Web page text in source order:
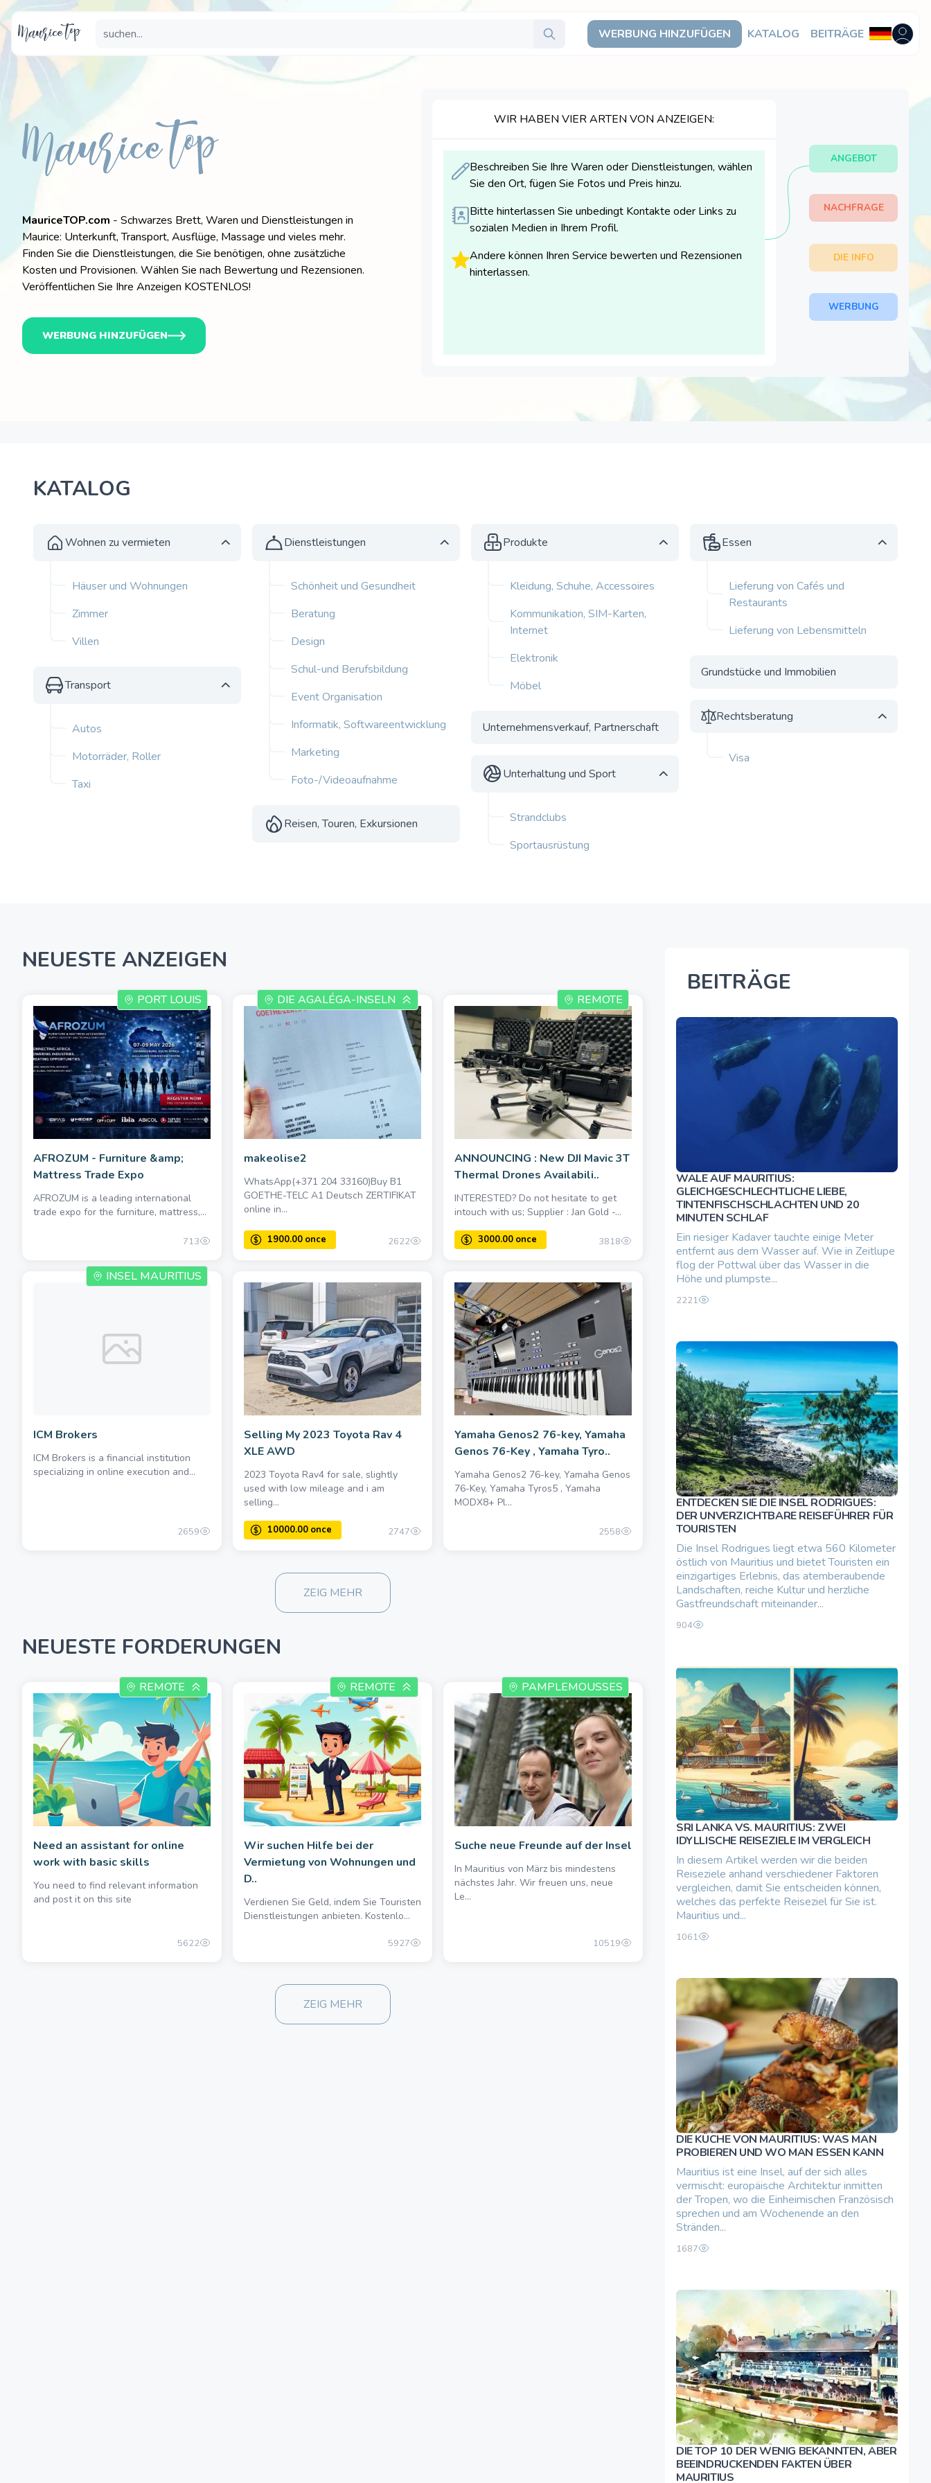
WERBUNG HINZUFÜGEN KATALOG BEITRÄGE
MauriceTOP.com - Schwarzes Brett, Waren und Dienstleistungen in
Maurice: Unterkunft, Transport, Ausflüge, Massage und vieles mehr.
Finden Sie die Dienstleistungen, die Sie benötigen, ohne zusätzliche
Kosten und Provisionen. Wählen Sie nach Bewertung und Rezensionen.
Veröffentlichen Sie Ihre Anzeigen KOSTENLOS!
WERBUNG HINZUFÜGEN
WIR HABEN VIER ARTEN VON ANZEIGEN:
Beschreiben Sie Ihre Waren oder Dienstleistungen, wählen
Sie den Ort, fügen Sie Fotos und Preis hinzu.
Bitte hinterlassen Sie unbedingt Kontakte oder Links zu
sozialen Medien in Ihrem Profil.
Andere können Ihren Service bewerten und Rezensionen
hinterlassen.
ANGEBOT
NACHFRAGE
DIE INFO
WERBUNG
KATALOG
Wohnen zu vermieten
Häuser und Wohnungen
Zimmer
Villen
Transport
Autos
Motorräder, Roller
Taxi
Dienstleistungen
Schönheit und Gesundheit
Beratung
Design
Schul-und Berufsbildung
Event Organisation
Informatik, Softwareentwicklung
Marketing
Foto-/Videoaufnahme
Reisen, Touren, Exkursionen
Produkte
Kleidung, Schuhe, Accessoires
Kommunikation, SIM-Karten,
Internet
Elektronik
Möbel
Unternehmensverkauf, Partnerschaft
Unterhaltung und Sport
Strandclubs
Sportausrüstung
Essen
Lieferung von Cafés und
Restaurants
Lieferung von Lebensmitteln
Grundstücke und Immobilien
Rechtsberatung
Visa
NEUESTE ANZEIGEN
PORT LOUIS
AFROZUM - Furniture &amp;
Mattress Trade Expo
AFROZUM is a leading international
trade expo for the furniture, mattress,...
713
DIE AGALÉGA-INSELN
makeolise2
WhatsApp(+371 204 33160)Buy B1
GOETHE-TELC A1 Deutsch ZERTIFIKAT
online in...
2622
REMOTE
ANNOUNCING : New DJI Mavic 3T
Thermal Drones Availabili..
INTERESTED? Do not hesitate to get
intouch with us; Supplier : Jan Gold -...
3818
INSEL MAURITIUS
ICM Brokers
ICM Brokers is a financial institution
specializing in online execution and...
2659
Selling My 2023 Toyota Rav 4
XLE AWD
2023 Toyota Rav4 for sale, slightly
used with low mileage and i am
selling...
10000.00 once
2747
Yamaha Genos2 76-key, Yamaha
Genos 76-Key , Yamaha Tyro..
Yamaha Genos2 76-key, Yamaha Genos
76-Key, Yamaha Tyros5 , Yamaha
MODX8+ Pl...
2558
ZEIG MEHR
NEUESTE FORDERUNGEN
REMOTE
Need an assistant for online
work with basic skills
You need to find relevant information
and post it on this site
5622
REMOTE
Wir suchen Hilfe bei der
Vermietung von Wohnungen und
D..
Verdienen Sie Geld, indem Sie Touristen
Dienstleistungen anbieten. Kostenlo...
5927
PAMPLEMOUSSES
Suche neue Freunde auf der Insel
In Mauritius von März bis mindestens
nächstes Jahr. Wir freuen uns, neue
Le...
10519
ZEIG MEHR
BEITRÄGE
WALE AUF MAURITIUS:
GLEICHGESCHLECHTLICHE LIEBE,
TINTENFISCHSCHLACHTEN UND 20
MINUTEN SCHLAF
Ein riesiger Kadaver tauchte einige Meter
entfernt aus dem Wasser auf. Wie in Zeitlupe
flog der Pottwal über das Wasser in die
Höhe und plumpste...
2221
ENTDECKEN SIE DIE INSEL RODRIGUES:
DER UNVERZICHTBARE REISEFÜHRER FÜR
TOURISTEN
Die Insel Rodrigues liegt etwa 560 Kilometer
östlich von Mauritius und bietet Touristen ein
einzigartiges Erlebnis, das atemberaubende
Landschaften, reiche Kultur und herzliche
Gastfreundschaft miteinander...
904
SRI LANKA VS. MAURITIUS: ZWEI
IDYLLISCHE REISEZIELE IM VERGLEICH
In diesem Artikel werden wir die beiden
Reiseziele anhand verschiedener Faktoren
vergleichen, damit Sie entscheiden können,
welches das perfekte Reiseziel für Sie ist.
Mauritius und...
1061
DIE KÜCHE VON MAURITIUS: WAS MAN
PROBIEREN UND WO MAN ESSEN KANN
Mauritius ist eine Insel, auf der sich alles
vermischt: europäische Architektur inmitten
der Tropen, wo die Einheimischen Französisch
sprechen und am Wochenende an den
Stränden...
1687
DIE TOP 10 DER WENIG BEKANNTEN, ABER
BEEINDRUCKENDEN FAKTEN ÜBER
MAURITIUS